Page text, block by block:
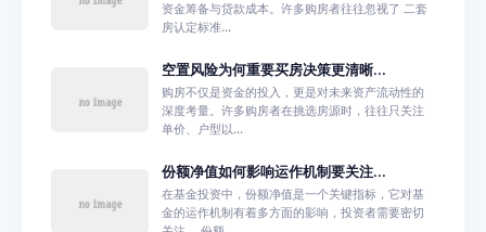
资金筹备与贷款成本。许多购房者往往忽视了 二套
房认定标准...
空置风险为何重要买房决策更清晰...
购房不仅是资金的投入，更是对未来资产流动性的
深度考量。许多购房者在挑选房源时，往往只关注
单价、户型以...
份额净值如何影响运作机制要关注...
在基金投资中，份额净值是一个关键指标，它对基
金的运作机制有着多方面的影响，投资者需要密切